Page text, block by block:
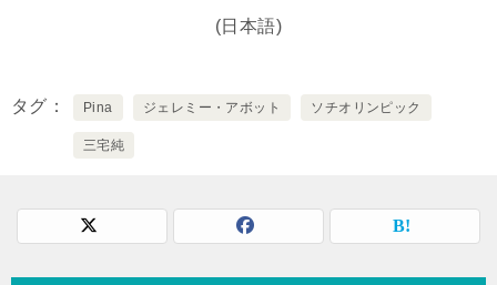
(日本語)
タグ Pina ジェレミー・アボット ソチオリンピック
三宅純